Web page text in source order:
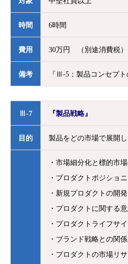
時間 6時間
費用 30万円 （別途消費税）
備考 『Ⅲ-5： 製品コンセプ
Ⅲ-7 『製品戦略』
目的 製品をどの市場で展開
・市場細分化と標的市
・プロダクトポジショ
・新規プロダクトの開発
・プロダクトに関する
・プロダクトライフサ
・ブランド戦略との関係
・プロダクトの市場リ